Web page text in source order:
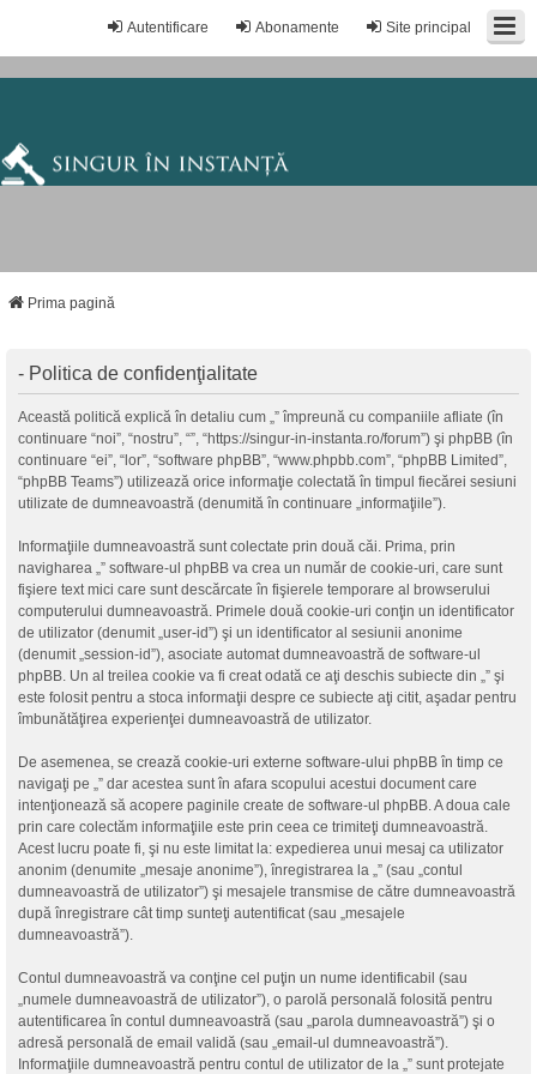
Site principal
Abonamente
Autentificare
Prima pagină
- Politica de confidenţialitate
Această politică explică în detaliu cum „” împreună cu companiile afliate (în
continuare “noi”, “nostru”, “”, “https://singur-in-instanta.ro/forum”) şi phpBB (în
continuare “ei”, “lor”, “software phpBB”, “www.phpbb.com”, “phpBB Limited”,
“phpBB Teams”) utilizează orice informaţie colectată în timpul fiecărei sesiuni
utilizate de dumneavoastră (denumită în continuare „informaţiile”).
Informaţiile dumneavoastră sunt colectate prin două căi. Prima, prin
navigharea „” software-ul phpBB va crea un număr de cookie-uri, care sunt
fişiere text mici care sunt descărcate în fişierele temporare al browserului
computerului dumneavoastră. Primele două cookie-uri conţin un identificator
de utilizator (denumit „user-id”) şi un identificator al sesiunii anonime
(denumit „session-id”), asociate automat dumneavoastră de software-ul
phpBB. Un al treilea cookie va fi creat odată ce aţi deschis subiecte din „” şi
este folosit pentru a stoca informaţii despre ce subiecte aţi citit, aşadar pentru
îmbunătăţirea experienţei dumneavoastră de utilizator.
De asemenea, se crează cookie-uri externe software-ului phpBB în timp ce
navigaţi pe „” dar acestea sunt în afara scopului acestui document care
intenţionează să acopere paginile create de software-ul phpBB. A doua cale
prin care colectăm informaţiile este prin ceea ce trimiteţi dumneavoastră.
Acest lucru poate fi, şi nu este limitat la: expedierea unui mesaj ca utilizator
anonim (denumite „mesaje anonime”), înregistrarea la „” (sau „contul
dumneavoastră de utilizator”) şi mesajele transmise de către dumneavoastră
după înregistrare cât timp sunteţi autentificat (sau „mesajele
dumneavoastră”).
Contul dumneavoastră va conţine cel puţin un nume identificabil (sau
„numele dumneavoastră de utilizator”), o parolă personală folosită pentru
autentificarea în contul dumneavoastră (sau „parola dumneavoastră”) şi o
adresă personală de email validă (sau „email-ul dumneavoastră”).
Informaţiile dumneavoastră pentru contul de utilizator de la „” sunt protejate